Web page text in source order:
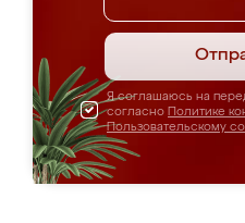
Я соглашаюсь на
согласно Политике
Пользовательскому